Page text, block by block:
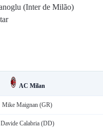
(Inter de Milão)
AC Milan
Mike Maignan (GR)
Davide Calabria (DD)